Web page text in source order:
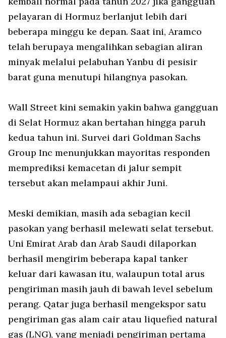
pelayaran di Hormuz berlanjut lebih dari
beberapa minggu ke depan. Saat ini, Aramco
telah berupaya mengalihkan sebagian aliran
minyak melalui pelabuhan Yanbu di pesisir
barat guna menutupi hilangnya pasokan.
Wall Street kini semakin yakin bahwa gangguan
di Selat Hormuz akan bertahan hingga paruh
kedua tahun ini. Survei dari Goldman Sachs
Group Inc menunjukkan mayoritas responden
memprediksi kemacetan di jalur sempit
tersebut akan melampaui akhir Juni.
Meski demikian, masih ada sebagian kecil
pasokan yang berhasil melewati selat tersebut.
Uni Emirat Arab dan Arab Saudi dilaporkan
berhasil mengirim beberapa kapal tanker
keluar dari kawasan itu, walaupun total arus
pengiriman masih jauh di bawah level sebelum
perang. Qatar juga berhasil mengekspor satu
pengiriman gas alam cair atau liquefied natural
gas (LNG), yang menjadi pengiriman pertama